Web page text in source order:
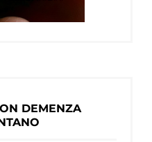
DEMENZA